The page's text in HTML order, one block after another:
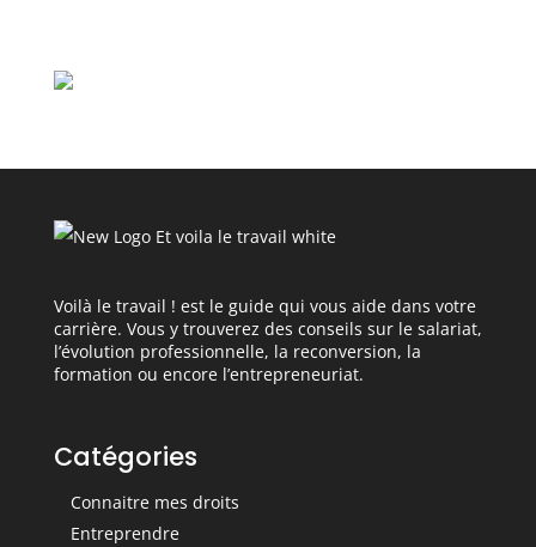
Voilà le travail ! est le guide qui vous aide dans votre
carrière. Vous y trouverez des conseils sur le salariat,
l’évolution professionnelle, la reconversion, la
formation ou encore l’entrepreneuriat.
Catégories
Connaitre mes droits
Entreprendre